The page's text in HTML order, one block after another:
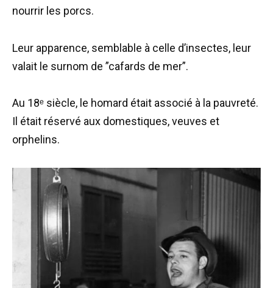
nourrir les porcs.
Leur apparence, semblable à celle d’insectes, leur
valait le surnom de ”cafards de mer”.
Au 18ᵉ siècle, le homard était associé à la pauvreté.
Il était réservé aux domestiques, veuves et
orphelins.